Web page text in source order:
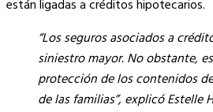
están ligadas a créditos hipotecarios.
“Los seguros asociados a
siniestro mayor. No obstante,
protección de los contenidos
de las familias”, explicó Estelle